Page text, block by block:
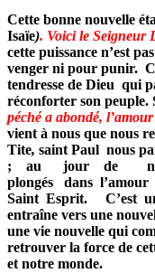
Cette bonne nouvelle
Isaïe). Voici le Seigneur
cette puissance n’est
venger ni pour punir.
tendresse de Dieu qui
réconforter son peuple.
péché a abondé,
vient à nous que nous
Tite, saint Paul nous
; au jour de notre
plongés dans
Saint Esprit. C’est
entraîne vers une
une vie nouvelle qui
retrouver la force de
et notre monde.